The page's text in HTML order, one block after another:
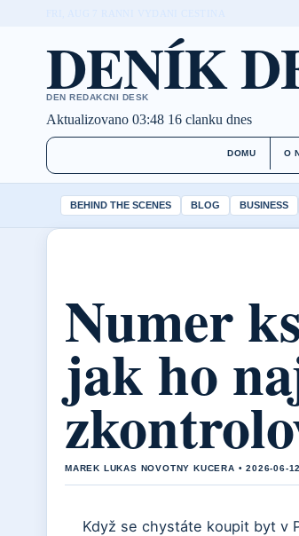
DENÍK
DEN REDAKCNI DESK
Aktualizovano 03:48 16 clanku dnes
DOMU O
BEHIND THE SCENES BLOG BUSINESS
Numer
jak ho
MAREK LUKAS NOVOTNY KUCERA • 2026-06-
Když se chystáte koupit byt v